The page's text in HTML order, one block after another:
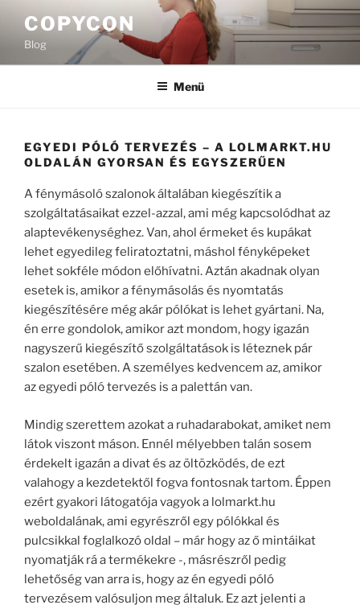
COPYCON
Blog
Menü
EGYEDI PÓLÓ TERVEZÉS – A LOLMARKT.HU
OLDALÁN GYORSAN ÉS EGYSZERŰEN
A fénymásoló szalonok általában kiegészítik a
szolgáltatásaikat ezzel-azzal, ami még kapcsolódhat az
alaptevékenységhez. Van, ahol érmeket és kupákat
lehet egyedileg feliratoztatni, máshol fényképeket
lehet sokféle módon előhívatni. Aztán akadnak olyan
esetek is, amikor a fénymásolás és nyomtatás
kiegészítésére még akár pólókat is lehet gyártani. Na,
én erre gondolok, amikor azt mondom, hogy igazán
nagyszerű kiegészítő szolgáltatások is léteznek pár
szalon esetében. A személyes kedvencem az, amikor
az egyedi póló tervezés is a palettán van.
Mindig szerettem azokat a ruhadarabokat, amiket nem
látok viszont máson. Ennél mélyebben talán sosem
érdekelt igazán a divat és az öltözködés, de ezt
valahogy a kezdetektől fogva fontosnak tartom. Éppen
ezért gyakori látogatója vagyok a lolmarkt.hu
weboldalának, ami egyrészről egy pólókkal és
pulcsikkal foglalkozó oldal – már hogy az ő mintáikat
nyomatják rá a termékekre -, másrészről pedig
lehetőség van arra is, hogy az én egyedi póló
tervezésem valósuljon meg általuk. Ez azt jelenti a